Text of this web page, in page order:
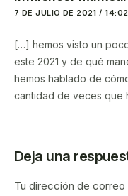
7 DE JULIO DE 2021 / 14:02
[…] hemos visto un
este 2021 y de qué
hemos hablado de
cantidad de veces que
Deja una
Tu dirección de